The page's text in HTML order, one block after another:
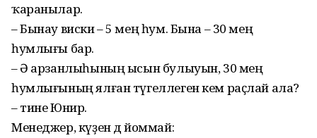
ҡаранылар.
– Бынау виски – 5 мең һум. Бына – 30 мең
һумлығы бар.
– Ә арзанлыһының ысын булыуын, 30 мең
һумлығының ялған түгеллеген кем раҫлай ала?
– тине Юнир.
Менеджер, күҙен дә йоммай: